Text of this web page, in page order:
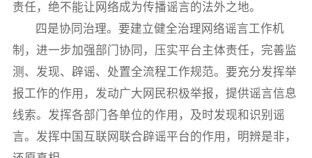
责任，绝不能让网络成为传播谣言的法外之地。
四是协同治理。要建立健全治理网络谣言工作机
制，进一步加强部门协同，压实平台主体责任，完善监
测、发现、辟谣、处置全流程工作规范。要充分发挥举
报工作的作用，发动广大网民积极举报，提供谣言信息
线索。发挥各部门各单位的作用，及时发现和识别谣
言。发挥中国互联网联合辟谣平台的作用，明辨是非，